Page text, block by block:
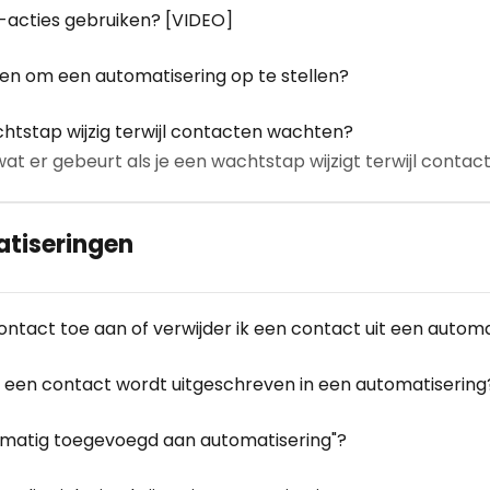
gebruiken? [VIDEO]
om een automatisering op te stellen?
wijzig terwijl contacten wachten?
er gebeurt als je een wachtstap wijzigt terwijl
toe aan of verwijder ik een contact uit een
een contact wordt uitgeschreven in een
toegevoegd aan automatisering"?